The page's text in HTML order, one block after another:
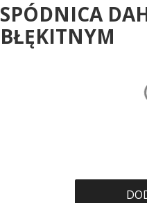
SPÓDNICA
BŁĘKITNYM